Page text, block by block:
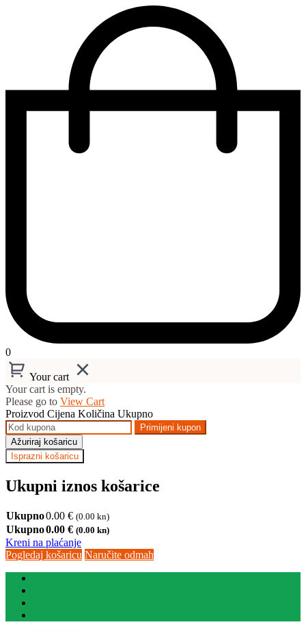
0
Your cart
Your cart is empty.
Please go to View Cart
Proizvod Cijena Količina Ukupno
Primijeni kupon
Ažuriraj košaricu
Isprazni košaricu
Ukupni iznos košarice
Ukupno0.00 € (0.00 kn)
Ukupno0.00 € (0.00 kn)
Kreni na plaćanje
Pogledaj košaricu Naručite odmah